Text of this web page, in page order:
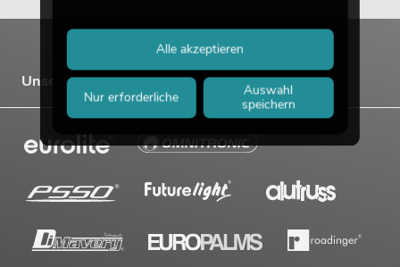
Unsere Marken
Nur erforderliche
Auswahl
speichern
Alle akzeptieren